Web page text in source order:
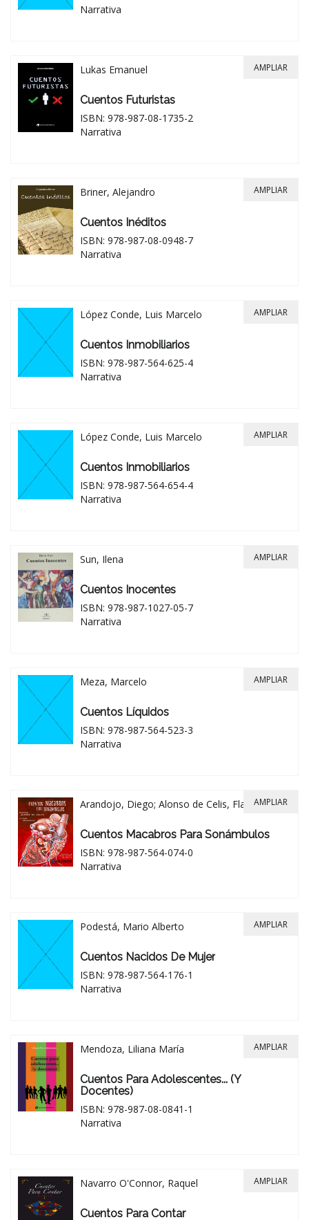
Narrativa
Lukas Emanuel
Cuentos Futuristas
ISBN: 978-987-08-1735-2
Narrativa
AMPLIAR
Briner, Alejandro
Cuentos Inéditos
ISBN: 978-987-08-0948-7
Narrativa
AMPLIAR
López Conde, Luis Marcelo
Cuentos Inmobiliarios
ISBN: 978-987-564-625-4
Narrativa
AMPLIAR
López Conde, Luis Marcelo
Cuentos Inmobiliarios
ISBN: 978-987-564-654-4
Narrativa
AMPLIAR
Sun, Ilena
Cuentos Inocentes
ISBN: 978-987-1027-05-7
Narrativa
AMPLIAR
Meza, Marcelo
Cuentos Líquidos
ISBN: 978-987-564-523-3
Narrativa
AMPLIAR
Arandojo, Diego; Alonso de Celis, Flavio
Cuentos Macabros Para Sonámbulos
ISBN: 978-987-564-074-0
Narrativa
AMPLIAR
Podestá, Mario Alberto
Cuentos Nacidos De Mujer
ISBN: 978-987-564-176-1
Narrativa
AMPLIAR
Mendoza, Liliana María
Cuentos Para Adolescentes... (y
Docentes)
ISBN: 978-987-08-0841-1
Narrativa
AMPLIAR
Navarro O'Connor, Raquel
Cuentos Para Contar
AMPLIAR